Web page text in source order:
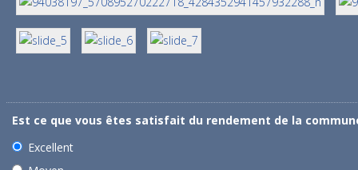
Est ce que vous êtes satisfait du rendement de la
Excellent